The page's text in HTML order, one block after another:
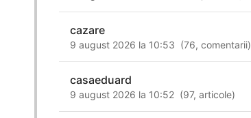
cazare
9 august 2026 la 10:53 (76,comentarii)
casaeduard
9 august 2026 la 10:52 (97,articole)